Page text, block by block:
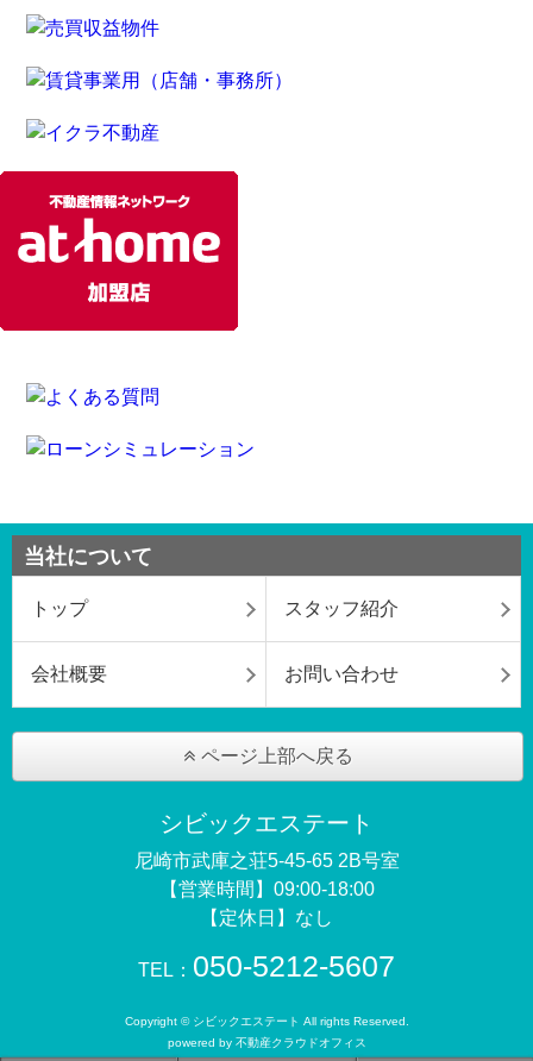
当社について
トップ スタッフ紹介
会社概要 お問い合わせ
ページ上部へ戻る
シビックエステート
尼崎市武庫之荘5-45-65 2B号室
【営業時間】09:00-18:00
【定休日】なし
TEL： 050-5212-5607
Copyright © シビックエステート All rights Reserved.
powered by 不動産クラウドオフィス